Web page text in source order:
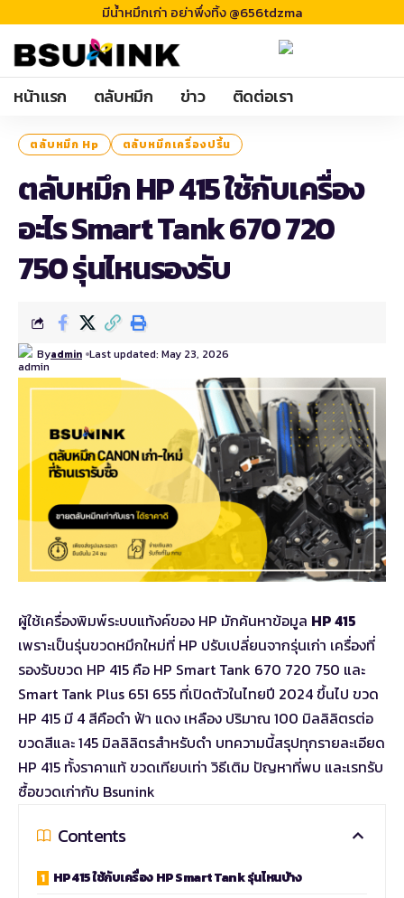
มีน้ำหมึกเก่า อย่าพึ่งทิ้ง @656tdzma
หน้าแรก ตลับหมึก ข่าว ติดต่อเรา
ตลับหมึก Hp ตลับหมึกเครื่องปริ้น
ตลับหมึก HP 415 ใช้กับเครื่อง
อะไร Smart Tank 670 720
750 รุ่นไหนรองรับ
Byadmin Last updated: May 23, 2026
ผู้ใช้เครื่องพิมพ์ระบบแท้งค์ของ HP มักค้นหาข้อมูล HP 415
เพราะเป็นรุ่นขวดหมึกใหม่ที่ HP ปรับเปลี่ยนจากรุ่นเก่า เครื่องที่
รองรับขวด HP 415 คือ HP Smart Tank 670 720 750 และ
Smart Tank Plus 651 655 ที่เปิดตัวในไทยปี 2024 ขึ้นไป ขวด
HP 415 มี 4 สีคือดำ ฟ้า แดง เหลือง ปริมาณ 100 มิลลิลิตรต่อ
ขวดสีและ 145 มิลลิลิตรสำหรับดำ บทความนี้สรุปทุกรายละเอียด
HP 415 ทั้งราคาแท้ ขวดเทียบเท่า วิธีเติม ปัญหาที่พบ และเรทรับ
ซื้อขวดเก่ากับ Bsunink
Contents
HP 415 ใช้กับเครื่อง HP Smart Tank รุ่นไหนบ้าง